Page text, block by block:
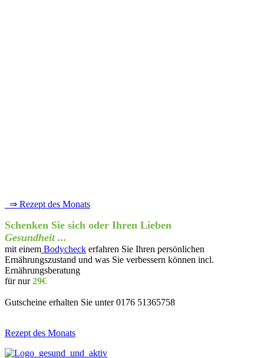
⇒ Rezept des Monats
Schenken Sie sich oder Ihren Lieben
Gesundheit ...
mit einem Bodycheck erfahren Sie Ihren persönlichen
Ernährungszustand und was Sie verbessern können incl.
Ernährungsberatung
für nur29€
Gutscheine erhalten Sie unter 0176 51365758
Rezept des Monats